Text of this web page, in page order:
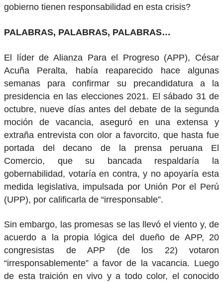
gobierno tienen responsabilidad en esta crisis?
PALABRAS, PALABRAS, PALABRAS…
El líder de Alianza Para el Progreso (APP), César
Acuña Peralta, había reaparecido hace algunas
semanas para confirmar su precandidatura a la
presidencia en las elecciones 2021. El sábado 31 de
octubre, nueve días antes del debate de la segunda
moción de vacancia, aseguró en una extensa y
extraña entrevista con olor a favorcito, que hasta fue
portada del decano de la prensa peruana El
Comercio, que su bancada respaldaría la
gobernabilidad, votaría en contra, y no apoyaría esta
medida legislativa, impulsada por Unión Por el Perú
(UPP), por calificarla de “irresponsable”.
Sin embargo, las promesas se las llevó el viento y, de
acuerdo a la propia lógica del dueño de APP, 20
congresistas de APP (de los 22) votaron
“irresponsablemente” a favor de la vacancia. Luego
de esta traición en vivo y a todo color, el conocido